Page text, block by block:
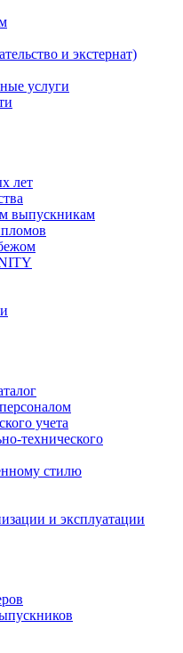
и экстернат)
услуги
лет
выпускникам
учета
технического
стилю
и эксплуатации